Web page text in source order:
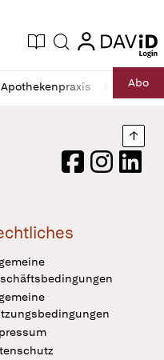
Ausgabe
Suche login
login
Apothekenpraxis RechtAbo
FacebookInstagram